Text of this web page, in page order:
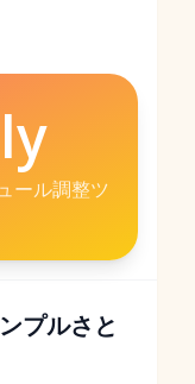
ール調整ツ
プルさと